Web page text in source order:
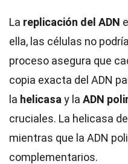
La replicación del ADN
ella, las células no
proceso asegura que
copia exacta del ADN
la helicasa y la ADN
cruciales. La helicasa
mientras que la ADN
complementarios.